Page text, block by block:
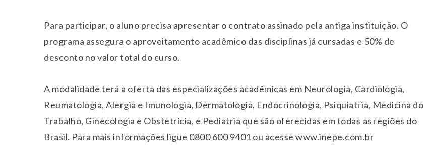
Para participar, o aluno precisa apresentar o contrato assinado pela antiga instituição. O
programa assegura o aproveitamento acadêmico das disciplinas já cursadas e 50% de
desconto no valor total do curso.
A modalidade terá a oferta das especializações acadêmicas em Neurologia, Cardiologia,
Reumatologia, Alergia e Imunologia, Dermatologia, Endocrinologia, Psiquiatria, Medicina do
Trabalho, Ginecologia e Obstetrícia, e Pediatria que são oferecidas em todas as regiões do
Brasil. Para mais informações ligue 0800 600 9401 ou acesse www.inepe.com.br